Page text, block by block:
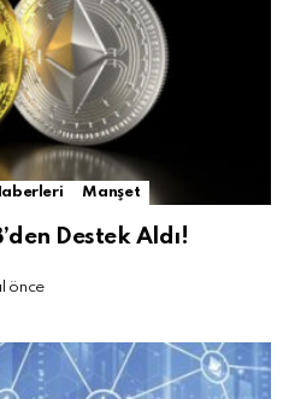
Manşet
Destek Aldı!
önce